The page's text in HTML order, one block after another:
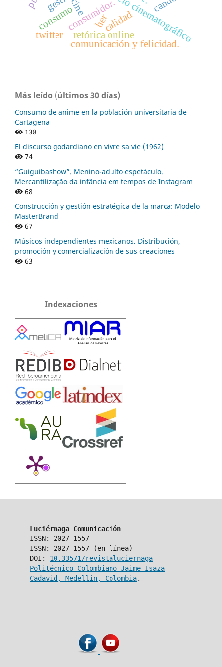
cine espacio cinematográfico
calidad
consumidor.
comunicación y felicidad.
her
retórica online
consumo
twitter
Más leído (últimos 30 días)
Consumo de anime en la población universitaria de
Cartagena
138
El discurso godardiano en vivre sa vie (1962)
74
“Guiguibashow”. Menino-adulto espetáculo.
Mercantilização da infância em tempos de Instagram
68
Construcción y gestión estratégica de la marca: Modelo
MasterBrand
67
Músicos independientes mexicanos. Distribución,
promoción y comercialización de sus creaciones
63
Indexaciones
Luciérnaga Comunicación
ISSN: 2027-1557
ISSN: 2027-1557 (en línea)
DOI: 10.33571/revistaluciernaga
Politécnico Colombiano Jaime Isaza
Cadavid, Medellín, Colombia.